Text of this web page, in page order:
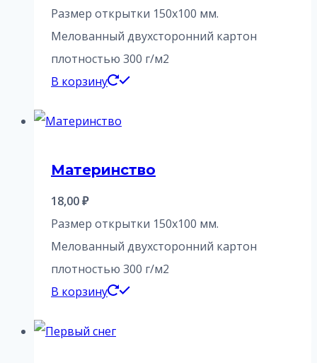
Размер открытки 150х100 мм.
Мелованный двухсторонний картон
плотностью 300 г/м2
В корзину
Материнство
18,00₽
Размер открытки 150х100 мм.
Мелованный двухсторонний картон
плотностью 300 г/м2
В корзину